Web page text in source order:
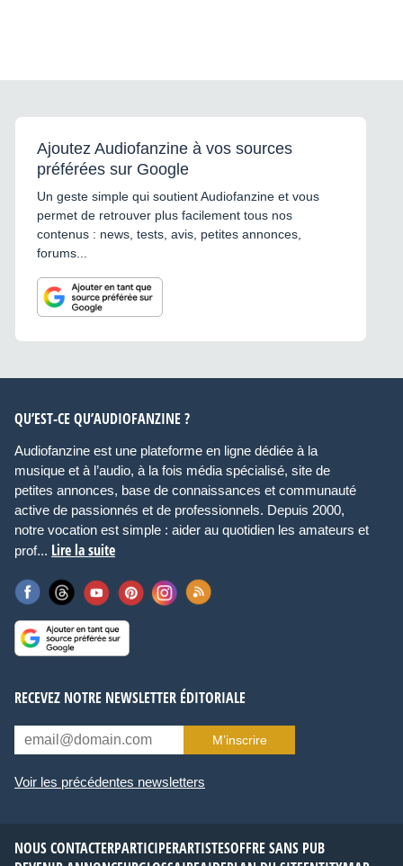
Ajoutez Audiofanzine à vos sources
préférées sur Google
Un geste simple qui soutient Audiofanzine et vous
permet de retrouver plus facilement tous nos
contenus : news, tests, avis, petites annonces,
forums...
QU’EST-CE QU’AUDIOFANZINE ?
Audiofanzine est une plateforme en ligne dédiée à la
musique et à l’audio, à la fois média spécialisé, site de
petites annonces, base de connaissances et communauté
active de passionnés et de professionnels. Depuis 2000,
notre vocation est simple : aider au quotidien les amateurs et
prof... Lire la suite
RECEVEZ NOTRE NEWSLETTER ÉDITORIALE
M’inscrire
Voir les précédentes newsletters
NOUS CONTACTERPARTICIPERARTISTESOFFRE SANS PUB